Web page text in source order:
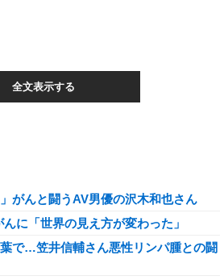
全文表示する
がんと闘うAV男優の沢木和也さん
に「世界の見え方が変わった」
葉で…笠井信輔さん悪性リンパ腫との闘